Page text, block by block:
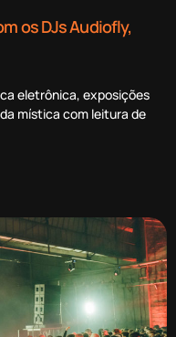
os DJs Audiofly,
eletrônica, exposições
mística com leitura de